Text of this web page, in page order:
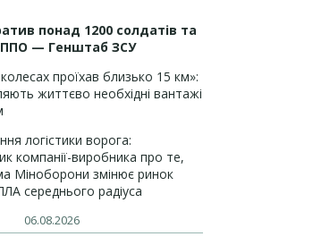
понад 1200 солдатів та
— Генштаб ЗСУ
проїхав близько 15 км»:
життєво необхідні вантажі
логістики ворога:
компанії-виробника про те,
Міноборони змінює ринок
середнього радіуса
06.08.2026